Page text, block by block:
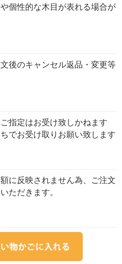
個性的な木目が表れる場合が
後のキャンセル返品・変更等
指定はお受け致しかねます
でお受け取りお願い致します
に反映されません為、ご注文
ただきます。